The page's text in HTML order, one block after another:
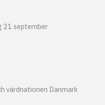
21 september
värdnationen Danmark